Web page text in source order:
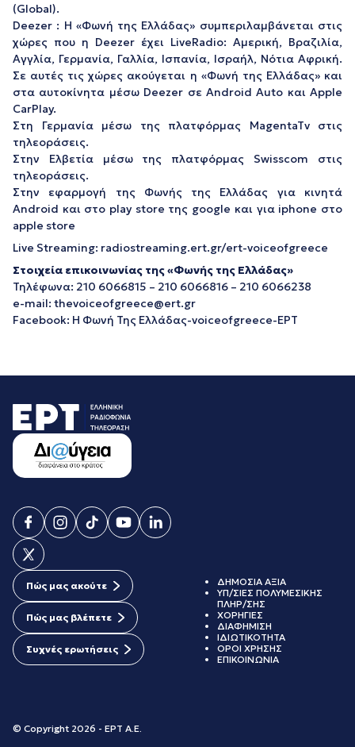
(Global).
Deezer : Η «Φωνή της Ελλάδας» συμπεριλαμβάνεται στις
χώρες που η Deezer έχει LiveRadio: Αμερική, Βραζιλία,
Αγγλία, Γερμανία, Γαλλία, Ισπανία, Ισραήλ, Νότια Αφρική.
Σε αυτές τις χώρες ακούγεται η «Φωνή της Ελλάδας» και
στα αυτοκίνητα μέσω Deezer σε Android Auto και Apple
CarPlay.
Στη Γερμανία μέσω της πλατφόρμας MagentaTv στις
τηλεοράσεις.
Στην Ελβετία μέσω της πλατφόρμας Swisscom στις
τηλεοράσεις.
Στην εφαρμογή της Φωνής της Ελλάδας για κινητά
Android και στο play store της google και για iphone στο
apple store
Live Streaming: radiostreaming.ert.gr/ert-voiceofgreece
Στοιχεία επικοινωνίας της «Φωνής της Ελλάδας»
Τηλέφωνα: 210 6066815 – 210 6066816 – 210 6066238
e-mail: thevoiceofgreece@ert.gr
Facebook: Η Φωνή Της Ελλάδας-voiceofgreece-ΕΡΤ
Πώς μας ακούτε
Πώς μας βλέπετε
Συχνές ερωτήσεις
© Copyright 2026 - ΕΡΤ Α.Ε.
ΔΗΜΟΣΙΑ ΑΞΙΑ
ΥΠ/ΣΙΕΣ ΠΟΛΥΜΕΣΙΚΗΣ
ΠΛΗΡ/ΣΗΣ
ΧΟΡΗΓΙΕΣ
ΔΙΑΦΗΜΙΣΗ
ΙΔΙΩΤΙΚΟΤΗΤΑ
ΟΡΟΙ ΧΡΗΣΗΣ
ΕΠΙΚΟΙΝΩΝΙΑ